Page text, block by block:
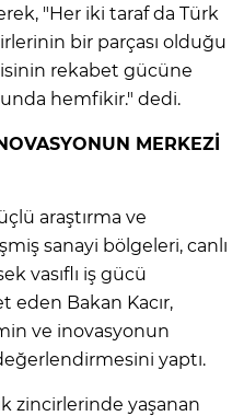
"Her iki taraf da Türk
bir parçası olduğu
rekabet gücüne
hemfikir." dedi.
MERKEZİ
araştırma ve
sanayi bölgeleri, canlı
vasıflı iş gücü
eden Bakan Kacır,
ve inovasyonun
yaptı.
zincirlerinde yaşanan